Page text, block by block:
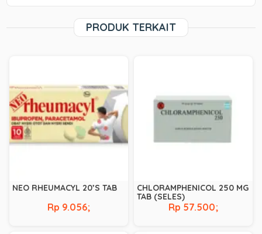
PRODUK TERKAIT
NEO RHEUMACYL 20’S TAB
Rp 9.056;
CHLORAMPHENICOL 250 MG
TAB (SELES)
Rp 57.500;